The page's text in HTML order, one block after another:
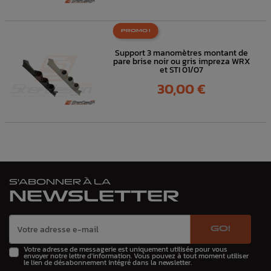
Support 3 manomètres montant de
pare brise noir ou gris impreza WRX
et STI 01/07
Prix
30,00 €
PROMO !
S'ABONNER À LA
NEWSLETTER
GO!
Votre adresse de messagerie est uniquement utilisée pour vous
envoyer notre lettre d'information. Vous pouvez à tout moment utiliser
le lien de désabonnement intégré dans la newsletter.